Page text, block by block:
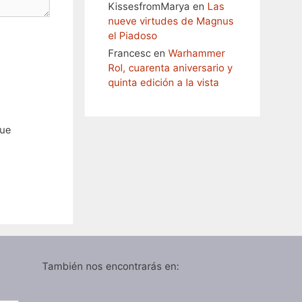
KissesfromMarya en Las
nueve virtudes de Magnus
el Piadoso
Francesc en Warhammer
Rol, cuarenta aniversario y
quinta edición a la vista
También nos encontrarás en: